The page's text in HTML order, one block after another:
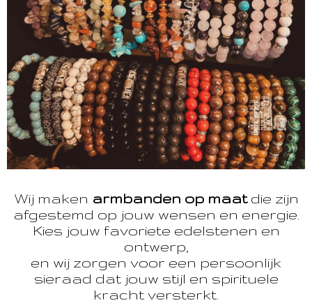
Wij maken armbanden op maatdie zijn
afgestemd op jouw wensen en energie.
Kies jouw favoriete edelstenen en
ontwerp,
en wij zorgen voor een persoonlijk
sieraad dat jouw stijl en spirituele
kracht versterkt.